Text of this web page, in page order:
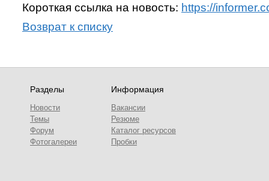
Короткая ссылка на новость: https://
Возврат к списку
Разделы
Новости
Темы
Форум
Фотогалереи
Информация
Вакансии
Резюме
Каталог ресурсов
Пробки